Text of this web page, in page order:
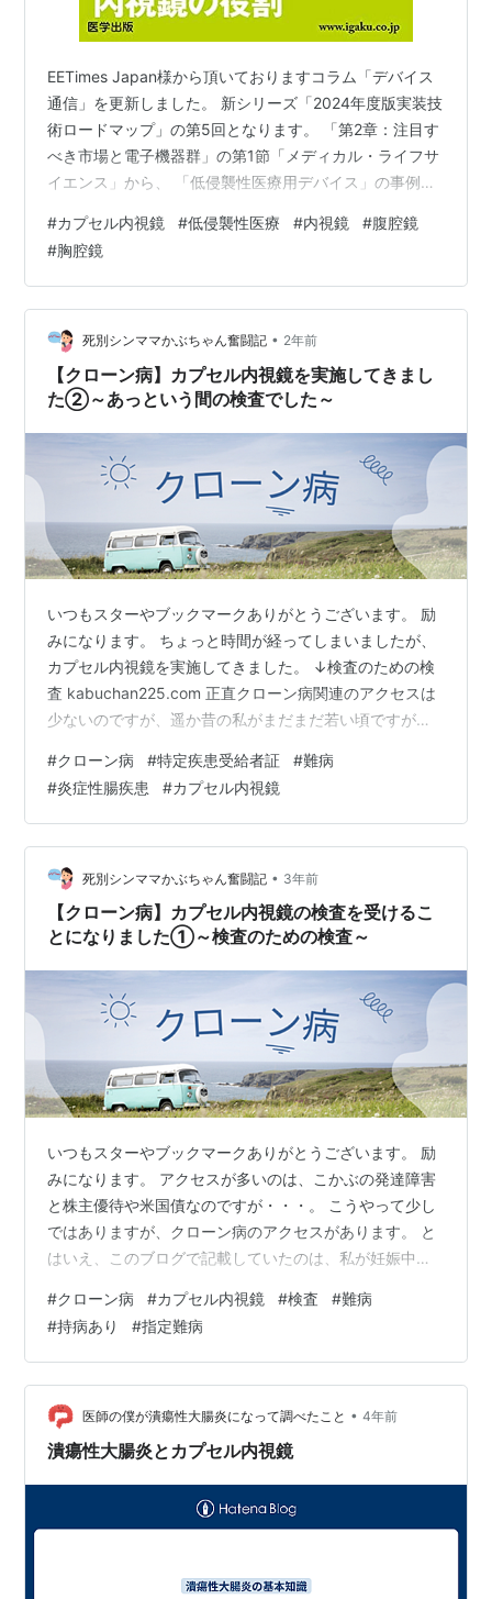
EETimes Japan様から頂いておりますコラム「デバイス
通信」を更新しました。 新シリーズ「2024年度版実装技
術ロードマップ」の第5回となります。 「第2章：注目す
べき市場と電子機器群」の第1節「メディカル・ライフサ
イエンス」から、 「低侵襲性医療用デバイス」の事例
侵襲性医療の定義や代表例としての内視鏡・腹腔鏡など
を説明し、 そこからカプセル内視鏡の説明へと進んでお
ります。 カプセル内視鏡の課題や将来性などは次回にご
報告する予定です。お手すきのときにでも、記事を眺め
ていただけると筆者が喜びます。 消化器内科 第2…
#カプセル内視鏡 #低侵襲性医療 #内視鏡 #腹腔鏡
#胸腔鏡
死別シンママかぶちゃん奮闘記 • 2年前
【クローン病】カプセル内視鏡を実施してきまし
た②～あっという間の検査でした～
いつもスターやブックマークありがとうございます。 励
みになります。 ちょっと時間が経ってしまいましたが、
カプセル内視鏡を実施してきました。 ↓検査のための検
査 kabuchan225.com 正直クローン病関連のアクセスは
少ないのですが、遥か昔の私がまだまだ若い頃ですが自
ので(;^_^A 未来の困った誰かの為に、残しておきたいと思
います。 検査したという内容だけなので、そんなに長く
ないです。 お付き合いいただけると助かります。 予備検
査をして、問題がなかったので本検査となりました。 ま
ず体にペタペタ貼り付けました。 そこからコードが伸び
て機械に…
#クローン病 #特定疾患受給者証 #難病
#炎症性腸疾患 #カプセル内視鏡
死別シンママかぶちゃん奮闘記 • 3年前
【クローン病】カプセル内視鏡の検査を受けるこ
とになりました①～検査のための検査～
いつもスターやブックマークありがとうございます。 励
みになります。 アクセスが多いのは、こかぶの発達障害
と株主優待や米国債なのですが・・・。 こうやって少し
ではありますが、クローン病のアクセスがあります。 と
はいえ、このブログで記載していたのは、私が妊娠中の
が、私が病気になった２０年以上前は病気のコミュニテ
ィとかって限られていました。 〇〇県患者会みたいな感
じばかりでした。 デジタルじゃなくてアナログでした。
当時はSNSとかも今ほど活発じゃなかったですし、患者
も全国に２万人いなかったから出会う事は難しかったで
す。 そういったこと…
#クローン病 #カプセル内視鏡 #検査 #難病
#持病あり #指定難病
医師の僕が潰瘍性大腸炎になって調べたこと • 4年前
潰瘍性大腸炎とカプセル内視鏡